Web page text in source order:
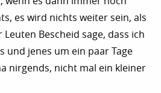
es wird nichts weiter sein, als
Bescheid sage, dass ich
und jenes um ein paar Tage
nirgends, nicht mal ein kleiner